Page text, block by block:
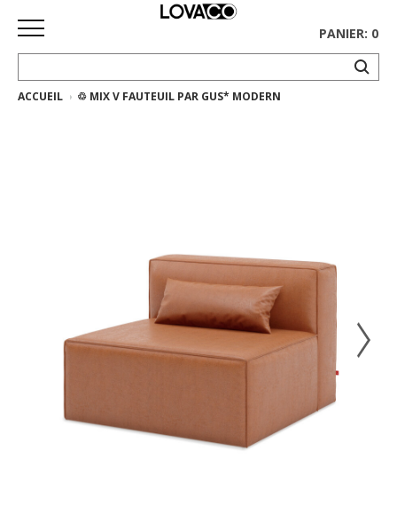
ACCUEIL
démonstrateurs
PANIER: 0
ACCUEIL ♲ MIX V FAUTEUIL PAR GUS* MODERN